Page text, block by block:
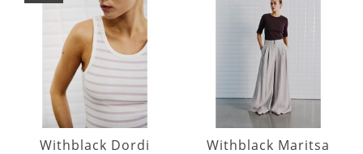
Withblack Dordi
Withblack Maritsa